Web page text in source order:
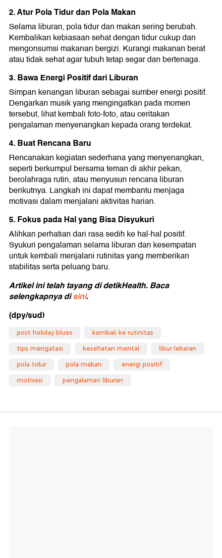
2. Atur Pola Tidur dan Pola Makan
Selama liburan, pola tidur dan makan sering berubah.
Kembalikan kebiasaan sehat dengan tidur cukup dan
mengonsumsi makanan bergizi. Kurangi makanan berat
atau tidak sehat agar tubuh tetap segar dan bertenaga.
3. Bawa Energi Positif dari Liburan
Simpan kenangan liburan sebagai sumber energi positif.
Dengarkan musik yang mengingatkan pada momen
tersebut, lihat kembali foto-foto, atau ceritakan
pengalaman menyenangkan kepada orang terdekat.
4. Buat Rencana Baru
Rencanakan kegiatan sederhana yang menyenangkan,
seperti berkumpul bersama teman di akhir pekan,
berolahraga rutin, atau menyusun rencana liburan
berikutnya. Langkah ini dapat membantu menjaga
motivasi dalam menjalani aktivitas harian.
5. Fokus pada Hal yang Bisa Disyukuri
Alihkan perhatian dari rasa sedih ke hal-hal positif.
Syukuri pengalaman selama liburan dan kesempatan
untuk kembali menjalani rutinitas yang memberikan
stabilitas serta peluang baru.
Artikel ini telah tayang di detikHealth. Baca
selengkapnya disini.
(dpy/sud)
post holiday blues kembali ke rutinitas
tips mengatasi kesehatan mental libur lebaran
pola tidur pola makan energi positif
motivasi pengalaman liburan